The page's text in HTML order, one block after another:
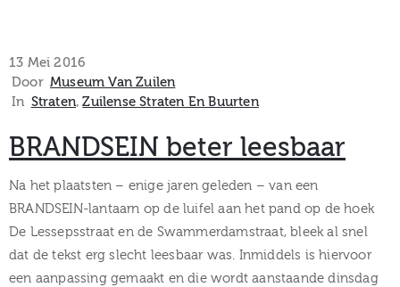
Activiteiten
Verhalen
over
13 Mei 2016
Door Museum Van Zuilen
In Straten‚Zuilense Straten En Buurten
BRANDSEIN beter leesbaar
Na het plaatsten – enige jaren geleden – van een
BRANDSEIN-lantaarn op de luifel aan het pand op de hoek
De Lessepsstraat en de Swammerdamstraat, bleek al snel
dat de tekst erg slecht leesbaar was. Inmiddels is hiervoor
een aanpassing gemaakt en die wordt aanstaande dinsdag